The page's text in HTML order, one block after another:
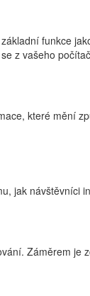
funkce
z vašeho
které mění
jak
Záměrem